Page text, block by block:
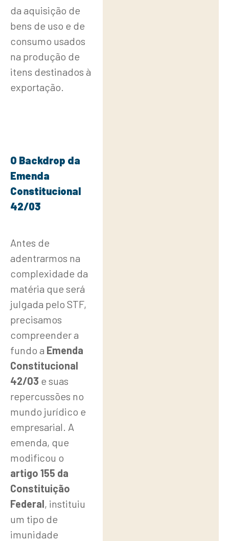
Tipos de
Conteúdo
da aquisição de
bens de uso e de
consumo usados
na produção de
itens destinados à
exportação.
O Backdrop da
Emenda
Constitucional
42/03
Antes de
adentrarmos na
complexidade da
matéria que será
julgada pelo STF,
precisamos
compreender a
fundo a Emenda
Constitucional
42/03 e suas
repercussões no
mundo jurídico e
empresarial. A
emenda, que
modificou o
artigo 155 da
Constituição
Federal, instituiu
um tipo de
imunidade